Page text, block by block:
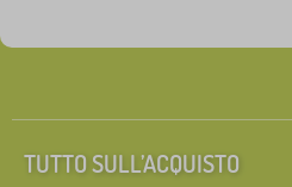
TUTTO SULL’ACQUISTO